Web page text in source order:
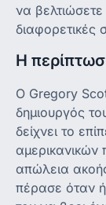
να βελτιώσετε
διαφορετικές
Η
O Gregory
δημιουργός
δείχνει το
απώλεια
πέρασε όταν